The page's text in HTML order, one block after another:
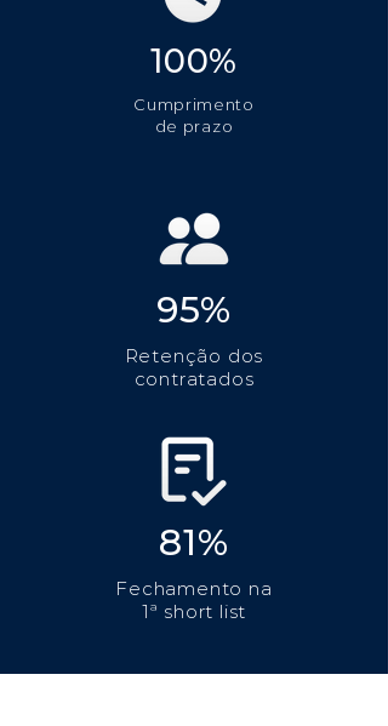
100%
Cumprimento
de prazo
95%
Retenção dos
contratados
81%
Fechamento na
1ª short list